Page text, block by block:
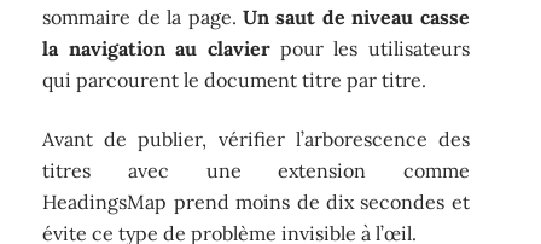
sommaire de la page. Un saut de niveau casse
la navigation au clavierpour les utilisateurs
qui parcourent le document titre par titre.
Avant de publier, vérifier l’arborescence des
titres avec une extension comme
HeadingsMap prend moins de dix secondes et
évite ce type de problème invisible à l’œil.